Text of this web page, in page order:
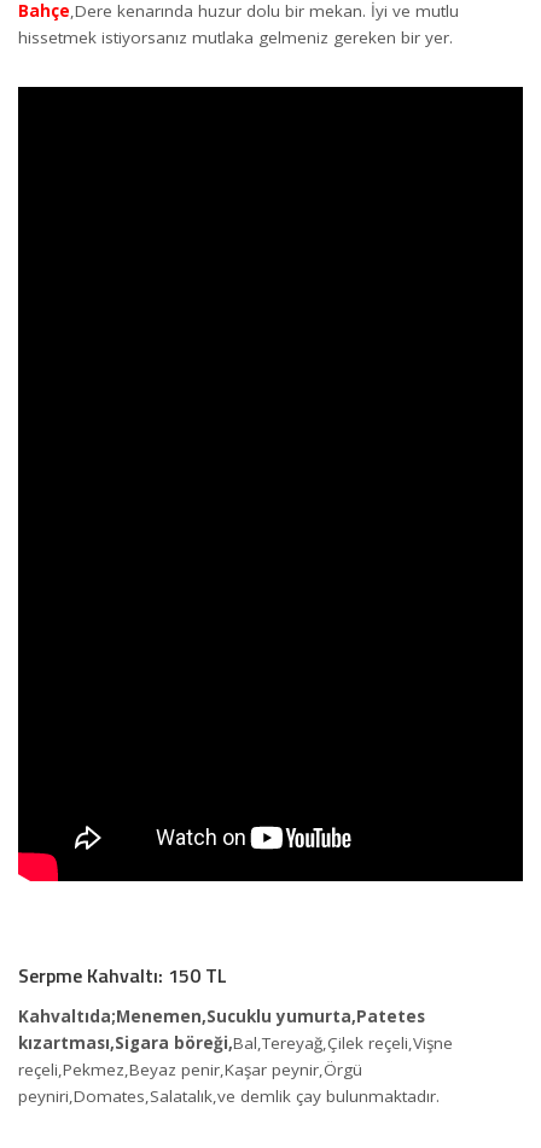
Bahçe,Dere kenarında huzur dolu bir mekan. İyi ve mutlu
hissetmek istiyorsanız mutlaka gelmeniz gereken bir yer.
Serpme Kahvaltı: 150 TL
Kahvaltıda;Menemen,Sucuklu yumurta,Patetes
kızartması,Sigara böreği,Bal,Tereyağ,Çilek reçeli,Vişne
reçeli,Pekmez,Beyaz penir,Kaşar peynir,Örgü
peyniri,Domates,Salatalık,ve demlik çay bulunmaktadır.